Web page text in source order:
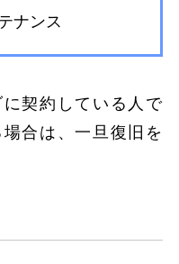
ナンス
契約している人で
合は、一旦復旧を